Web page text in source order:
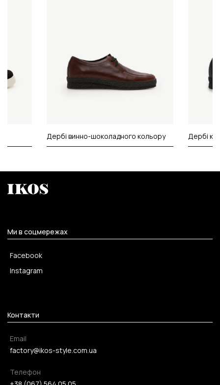
Дербі винно-шоколадного кольору Дербі
Ми в соцмережах
Facebook
Instagram
Контакти
Email
factory@ikos-style.com.ua
Телефон